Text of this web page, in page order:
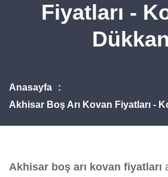
Fiyatları -
Anasayfa
Akhisar Boş Arı Kovan Fiyatları -
Akhisar boş arı kovan fiyatları